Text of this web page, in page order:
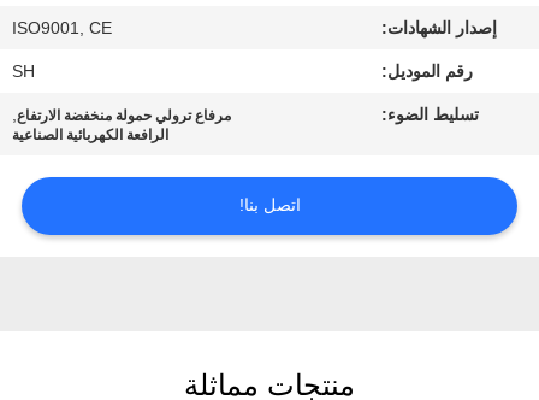
طلب
اقتباس
إصدار الشهادات: ISO9001, CE
رقم الموديل: SH
تسليط الضوء: مرفاع ترولي حمولة منخفضة الارتفاع,
الرافعة الكهربائية الصناعية
اتصل بنا!
منتجات مماثلة